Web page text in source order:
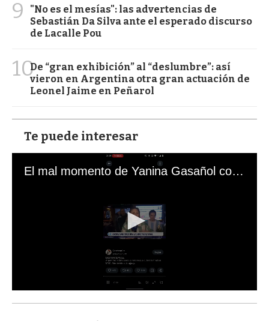
9
"No es el mesías": las advertencias de
Sebastián Da Silva ante el esperado discurso
de Lacalle Pou
10De “gran exhibición” al “deslumbre”: así
vieron en Argentina otra gran actuación de
Leonel Jaime en Peñarol
Te puede interesar
El mal momento de Yanina Gasañol con un hincha argentino en "Subrayado"
s